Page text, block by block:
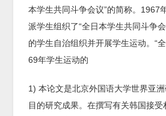
本学生共同斗争会议”的简称。1967
派学生组织了“全日本学生共同斗争
的学生自治组织并开展学生运动。“
69年学生运动的
1) 本论文是北京外国语大学世界亚
目的研究成果。在撰写有关韩国接受